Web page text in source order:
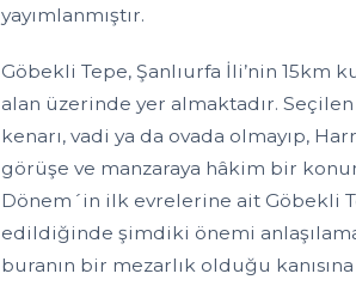
yayımlanmıştır.
Göbekli Tepe, Şanlıurfa İli’nin 15km
alan üzerinde yer almaktadır.
kenarı, vadi ya da ovada olmayıp,
görüşe ve manzaraya hâkim bir
Dönem´in ilk evrelerine ait Göbekli
edildiğinde şimdiki önemi
buranın bir mezarlık olduğu kanısına